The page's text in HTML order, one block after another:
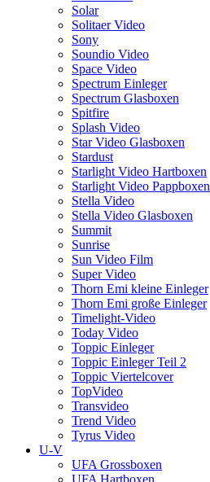
Solar
Solitaer Video
Sony
Soundio Video
Space Video
Spectrum Einleger
Spectrum Glasboxen
Spitfire
Splash Video
Star Video Glasboxen
Stardust
Starlight Video Hartboxen
Starlight Video Pappboxen
Stella Video
Stella Video Glasboxen
Summit
Sunrise
Sun Video Film
Super Video
Thorn Emi kleine Einleger
Thorn Emi große Einleger
Timelight-Video
Today Video
Toppic Einleger
Toppic Einleger Teil 2
Toppic Viertelcover
TopVideo
Transvideo
Trend Video
Tyrus Video
U-V
UFA Grossboxen
UFA Hartboxen